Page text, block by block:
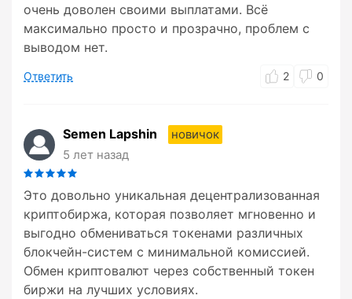
очень доволен своими выплатами. Всё
максимально просто и прозрачно, проблем с
выводом нет.
Ответить 2 0
Semen Lapshin
новичок
5 лет назад
Это довольно уникальная децентрализованная
криптобиржа, которая позволяет мгновенно и
выгодно обмениваться токенами различных
блокчейн-систем с минимальной комиссией.
Обмен криптовалют через собственный токен
биржи на лучших условиях.